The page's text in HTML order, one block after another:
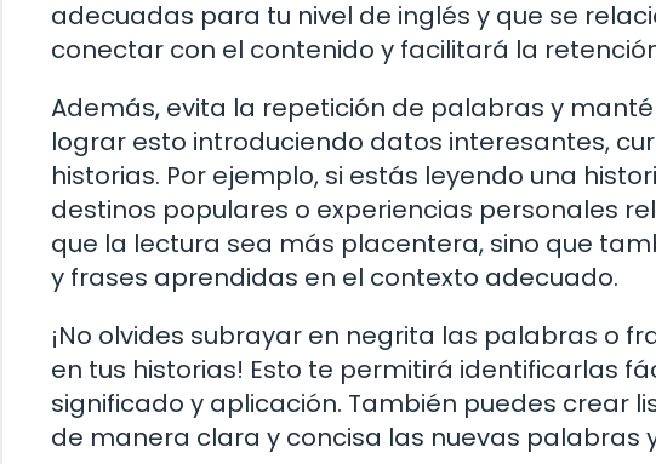
adecuadas para tu nivel de inglés y que se
conectar con el contenido y facilitará la
Además, evita la repetición de palabras y
lograr esto introduciendo datos interesantes,
historias. Por ejemplo, si estás leyendo una
destinos populares o experiencias personales
que la lectura sea más placentera, sino que
y frases aprendidas en el contexto adecuado.
¡No olvides subrayar en negrita las palabras o
en tus historias! Esto te permitirá identificarlas
significado y aplicación. También puedes crear
de manera clara y concisa las nuevas palabras